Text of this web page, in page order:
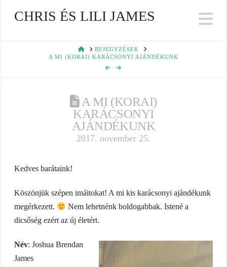
CHRIS ÉS LILI JAMES
HOMEBEJEGYZÉSEK
A MI (KORAI) KARÁCSONYI AJÁNDÉKUNK
A MI (KORAI)
KARÁCSONYI
AJÁNDÉKUNK
2017. november 25.
Kedves barátaink!
Köszönjük szépen imáitokat! A mi kis karácsonyi ajándékunk
megérkezett.
Nem lehetnénk boldogabbak. Istené a
dicsőség ezért az új életért.
Név: Joshua Brendan
James